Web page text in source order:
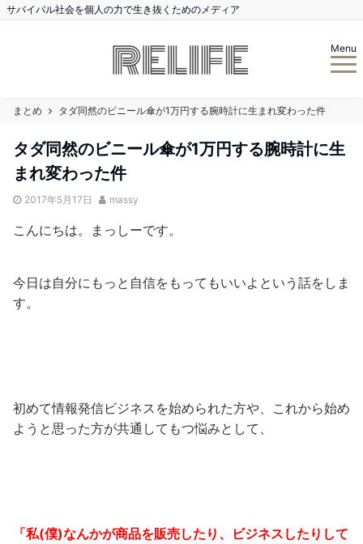
サバイバル社会を個人の力で生き抜くためのメディア
Menu
まとめ タダ同然のビニール傘が1万円する腕時計に生まれ変わった件
タダ同然のビニール傘が1万円する腕時計に生
まれ変わった件
2017年5月17日 massy
こんにちは。まっしーです。
今日は自分にもっと自信をもってもいいよという話をしま
す。
初めて情報発信ビジネスを始められた方や、これから始め
ようと思った方が共通してもつ悩みとして、
「私(僕)なんかが商品を販売したり、ビジネスしたりして